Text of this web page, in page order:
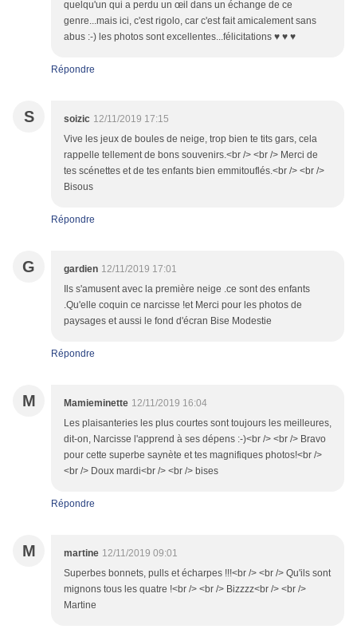
quelqu'un qui a perdu un œil dans un échange de ce
genre...mais ici, c'est rigolo, car c'est fait amicalement sans
abus :-) les photos sont excellentes...félicitations ♥ ♥ ♥
Répondre
S soizic 12/11/2019 17:15
Vive les jeux de boules de neige, trop bien te tits gars, cela
rappelle tellement de bons souvenirs.<br /> <br /> Merci de
tes scénettes et de tes enfants bien emmitouflés.<br /> <br />
Bisous
Répondre
G gardien 12/11/2019 17:01
Ils s'amusent avec la première neige .ce sont des enfants
.Qu'elle coquin ce narcisse !et Merci pour les photos de
paysages et aussi le fond d'écran Bise Modestie
Répondre
M Mamieminette 12/11/2019 16:04
Les plaisanteries les plus courtes sont toujours les meilleures,
dit-on, Narcisse l'apprend à ses dépens :-)<br /> <br /> Bravo
pour cette superbe saynète et tes magnifiques photos!<br />
<br /> Doux mardi<br /> <br /> bises
Répondre
M martine 12/11/2019 09:01
Superbes bonnets, pulls et écharpes !!!<br /> <br /> Qu'ils sont
mignons tous les quatre !<br /> <br /> Bizzzz<br /> <br />
Martine